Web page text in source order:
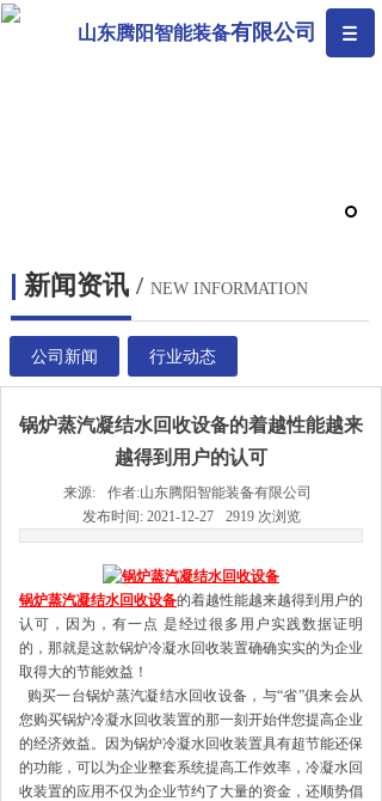
山东腾阳智能装备有限公司
新闻资讯 / NEW INFORMATION
公司新闻 行业动态
锅炉蒸汽凝结水回收设备​的着越性能越来
越得到用户的认可
来源: 作者:山东腾阳智能装备有限公司
发布时间: 2021-12-27 2919 次浏览
锅炉蒸汽凝结水回收设备的着越性能越来越得到用户的
认可，因为，有一点 是经过很多用户实践数据证明
的，那就是这款锅炉冷凝水回收装置确确实实的为企业
取得大的节能效益！
购买一台锅炉蒸汽凝结水回收设备，与“省”俱来会从
您购买锅炉冷凝水回收装置的那一刻开始伴您提高企业
的经济效益。因为锅炉冷凝水回收装置具有超节能还保
的功能，可以为企业整套系统提高工作效率，冷凝水回
收装置的应用不仅为企业节约了大量的资金，还顺势倡